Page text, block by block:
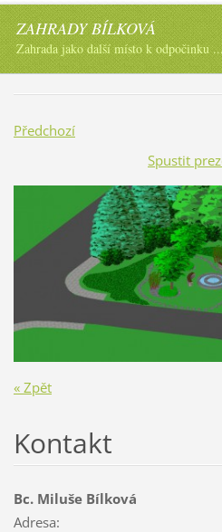
ZAHRADY BÍLKOVÁ
Zahrada jako další místo k odpočinku ...
Předchozí
Spustit
« Zpět
Kontakt
Bc. Miluše Bílková
Adresa: